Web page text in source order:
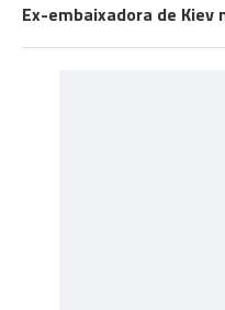
Ex-embaixadora de Kiev